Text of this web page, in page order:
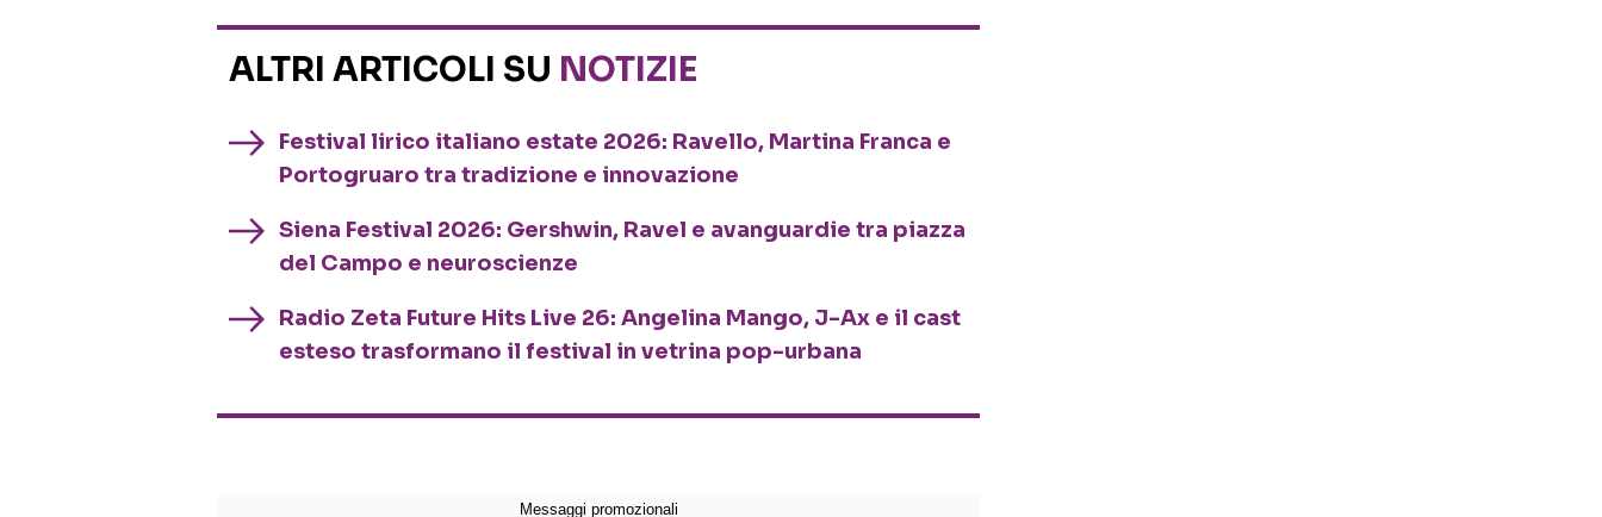
ALTRI ARTICOLI SU NOTIZIE
Festival lirico italiano estate 2026: Ravello, Martina Franca e
Portogruaro tra tradizione e innovazione
Siena Festival 2026: Gershwin, Ravel e avanguardie tra piazza
del Campo e neuroscienze
Radio Zeta Future Hits Live 26: Angelina Mango, J-Ax e il cast
esteso trasformano il festival in vetrina pop-urbana